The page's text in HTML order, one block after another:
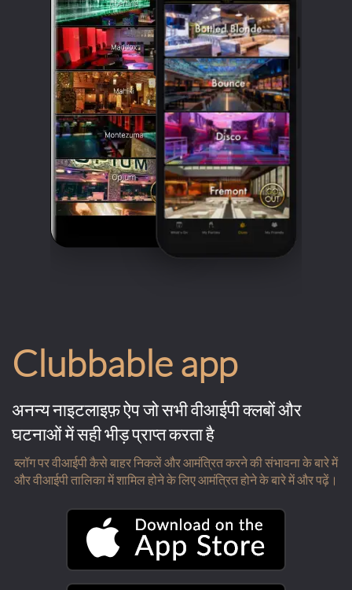
Clubbable app
अनन्य नाइटलाइफ़ ऐप जो सभी वीआईपी क्लबों और
घटनाओं में सही भीड़ प्राप्त करता है
ब्लॉग पर वीआईपी कैसे बाहर निकलें और आमंत्रित करने की संभावना के बारे में
और वीआईपी तालिका में शामिल होने के लिए आमंत्रित होने के बारे में और पढ़ें।